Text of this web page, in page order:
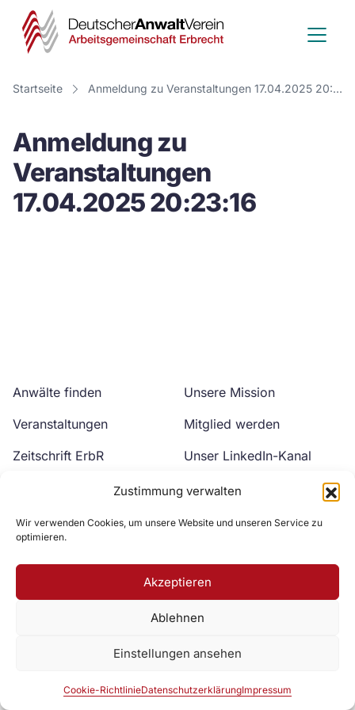
Zustimmung verwalten
Wir verwenden Cookies, um unsere Website und unseren Service zu
optimieren.
Akzeptieren
Ablehnen
Einstellungen ansehen
Cookie-RichtlinieDatenschutzerklärungImpressum
Deutscher
Anwalt
Verein
Startseite Anmeldung zu Veranstaltungen 17.04.2025 20:23:16
Anmeldung zu
Veranstaltungen
17.04.2025 20:23:16
Anwälte finden
Veranstaltungen
Zeitschrift ErbR
Unsere Mission
Mitglied werden
Unser LinkedIn-Kanal
Unser YouTube-Kanal
Zur DAV Webseite